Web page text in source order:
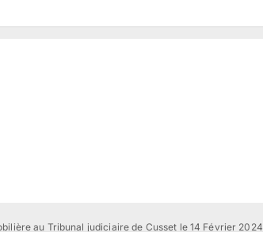
au Tribunal judiciaire de Cusset le 14 Février 2024